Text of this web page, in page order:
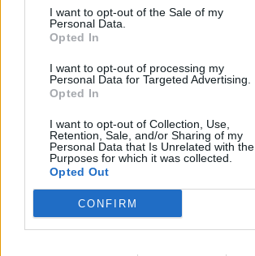
I want to opt-out of the Sale of my
Personal Data.
Opted In
I want to opt-out of processing my
Personal Data for Targeted Advertising.
Opted In
I want to opt-out of Collection, Use,
Retention, Sale, and/or Sharing of my
Personal Data that Is Unrelated with the
Purposes for which it was collected.
Opted Out
CONFIRM